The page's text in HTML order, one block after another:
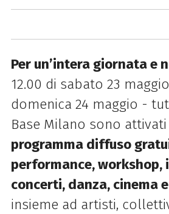
Per un’intera giornata e
12.00 di sabato 23
domenica 24 maggio -
Base Milano sono attivati
programma diffuso
performance,
concerti, danza, cinema
insieme ad artisti,